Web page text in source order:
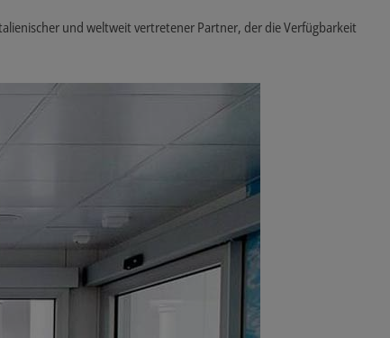
und weltweit vertretener Partner, der die Verfügbarkeit